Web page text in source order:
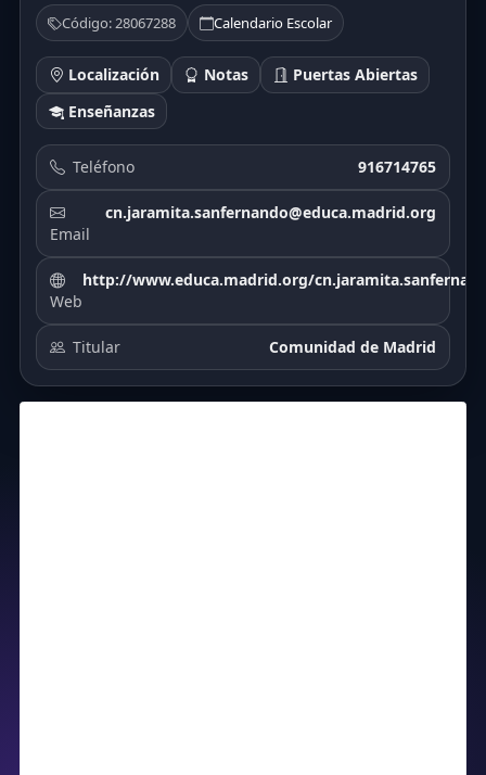
Código: 28067288 Calendario Escolar
Localización Notas
Puertas Abiertas
Enseñanzas
Teléfono 916714765
Email
cn.jaramita.sanfernando@educa.madrid.org
Web
http://www.educa.madrid.org/
Titular Comunidad de Madrid